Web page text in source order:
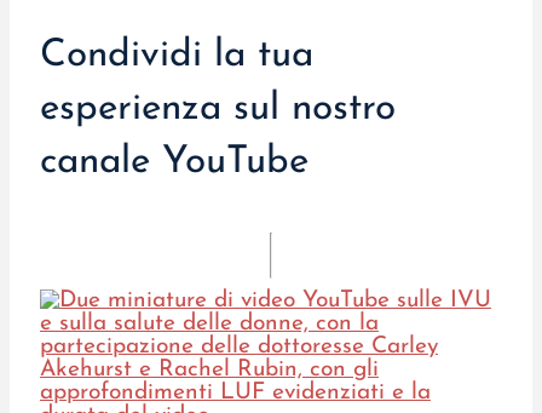
Condividi la tua
esperienza sul nostro
canale YouTube